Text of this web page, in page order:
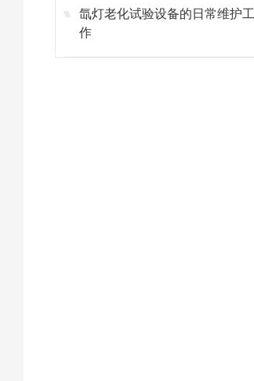
氙灯老化试验设备的日常维护工
作